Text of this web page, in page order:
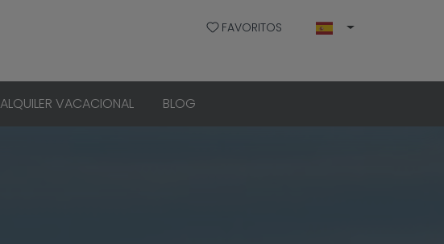
FAVORITOS
ALQUILER VACACIONAL BLOG